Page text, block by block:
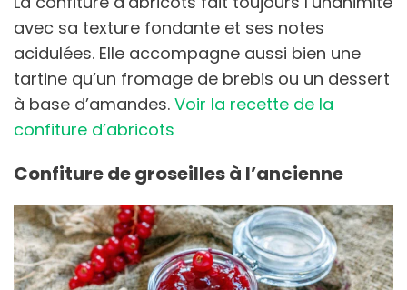
avec sa texture fondante et ses notes
acidulées. Elle accompagne aussi bien une
tartine qu’un fromage de brebis ou un dessert
à base d’amandes. Voir la recette de la
confiture d’abricots
Confiture de groseilles à l’ancienne